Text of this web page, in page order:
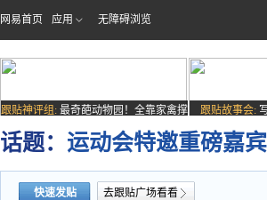
网易首页 应用 无障碍浏览
跟贴神评组: 最奇葩动物园！全靠家禽撑
场子
跟贴故事会:
话题： 运动会特邀重磅嘉
快速发贴 去跟贴广场看看